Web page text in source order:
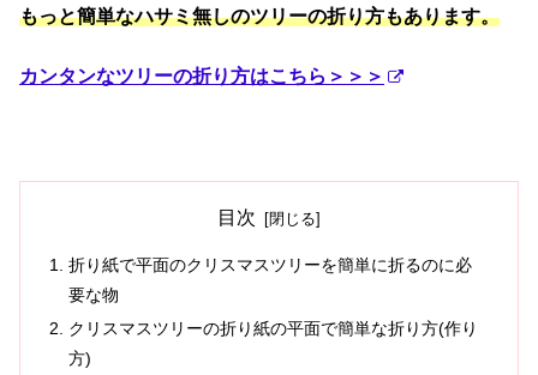
もっと簡単なハサミ無しのツリーの折り方もあります。
カンタンなツリーの折り方はこちら＞＞＞
目次
折り紙で平面のクリスマスツリーを簡単に折るのに必
要な物
クリスマスツリーの折り紙の平面で簡単な折り方(作り
方)